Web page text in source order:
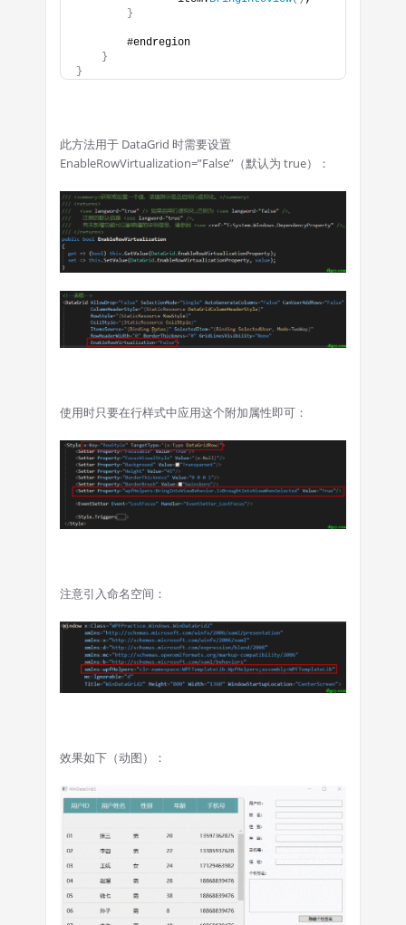
}
        #endregion
}
}
此方法用于 DataGrid 时需要设置
EnableRowVirtualization=”False”（默认为 true）：
使用时只要在行样式中应用这个附加属性即可：
注意引入命名空间：
效果如下（动图）：